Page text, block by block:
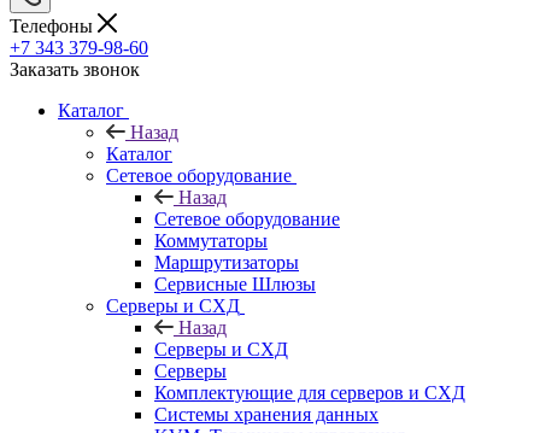
Телефоны
+7 343 379-98-60
Заказать звонок
Каталог
Назад
Каталог
Сетевое оборудование
Назад
Сетевое оборудование
Коммутаторы
Маршрутизаторы
Сервисные Шлюзы
Серверы и СХД
Назад
Серверы и СХД
Серверы
Комплектующие для серверов и СХД
Системы хранения данных